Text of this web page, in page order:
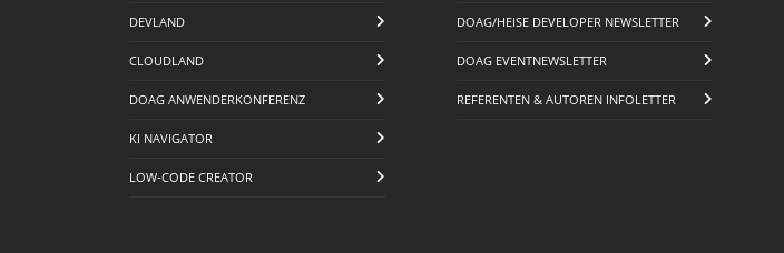
DEVLAND
CLOUDLAND
DOAG ANWENDERKONFERENZ
KI NAVIGATOR
LOW-CODE CREATOR
DOAG/HEISE DEVELOPER NEWSLETTER
DOAG EVENTNEWSLETTER
REFERENTEN & AUTOREN INFOLETTER